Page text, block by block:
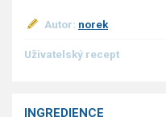
Sladké pokrmy
Dezerty
Autor: norek
Uživatelský recept
INGREDIENCE